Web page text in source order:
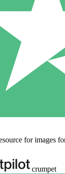
for images
crumpet